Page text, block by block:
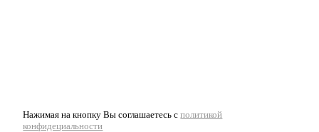
Нажимая на кнопку Вы соглашаетесь сполитикой
конфидециальности